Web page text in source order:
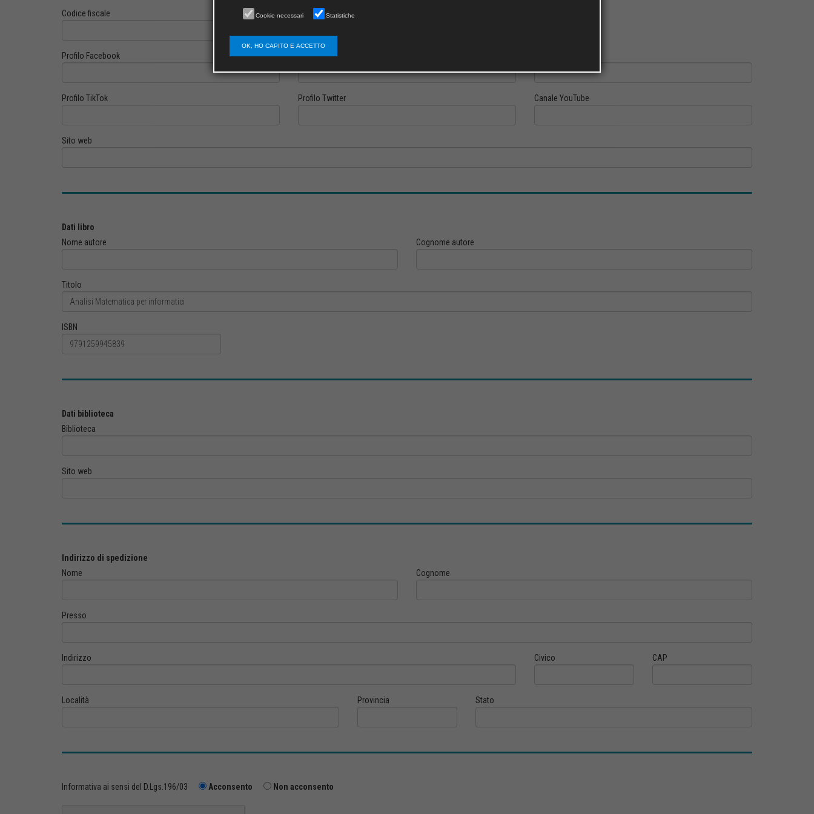
Codice fiscale
Profilo Facebook Profilo Instagram
Profilo TikTok Profilo Twitter Canale YouTube
Sito web
Dati libro
Nome autore
Cognome autore
Titolo
ISBN
Dati biblioteca
Biblioteca
Sito web
Indirizzo di spedizione
Nome
Cognome
Presso
Indirizzo Civico CAP
Località Provincia Stato
Informativa ai sensi del D.Lgs.196/03 Acconsento Non acconsento
Cookie necessari Statistiche
OK, HO CAPITO E ACCETTO